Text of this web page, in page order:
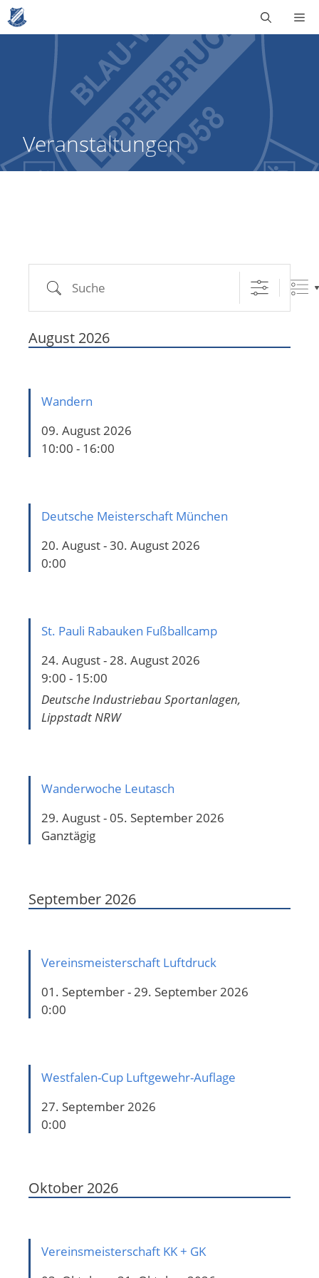
Zum
Inhalt
Veranstaltungen
Suche
August 2026
Wandern
09. August 2026
10:00 - 16:00
Deutsche Meisterschaft München
20. August - 30. August 2026
0:00
St. Pauli Rabauken Fußballcamp
24. August - 28. August 2026
9:00 - 15:00
Deutsche Industriebau Sportanlagen,
Lippstadt NRW
Wanderwoche Leutasch
29. August - 05. September 2026
Ganztägig
September 2026
Vereinsmeisterschaft Luftdruck
01. September - 29. September 2026
0:00
Westfalen-Cup Luftgewehr-Auflage
27. September 2026
0:00
Oktober 2026
Vereinsmeisterschaft KK + GK